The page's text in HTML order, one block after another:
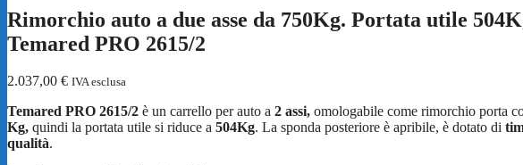
Rimorchio auto a due asse da 750Kg. Portata utile
Temared PRO 2615/2
2.037,00 € IVA esclusa
Temared PRO 2615/2 è un carrello per auto a 2 assi, omologabile come rimorchio porta
Kg, quindi la portata utile si riduce a 504Kg. La sponda posteriore è apribile, è dotato di
qualità.